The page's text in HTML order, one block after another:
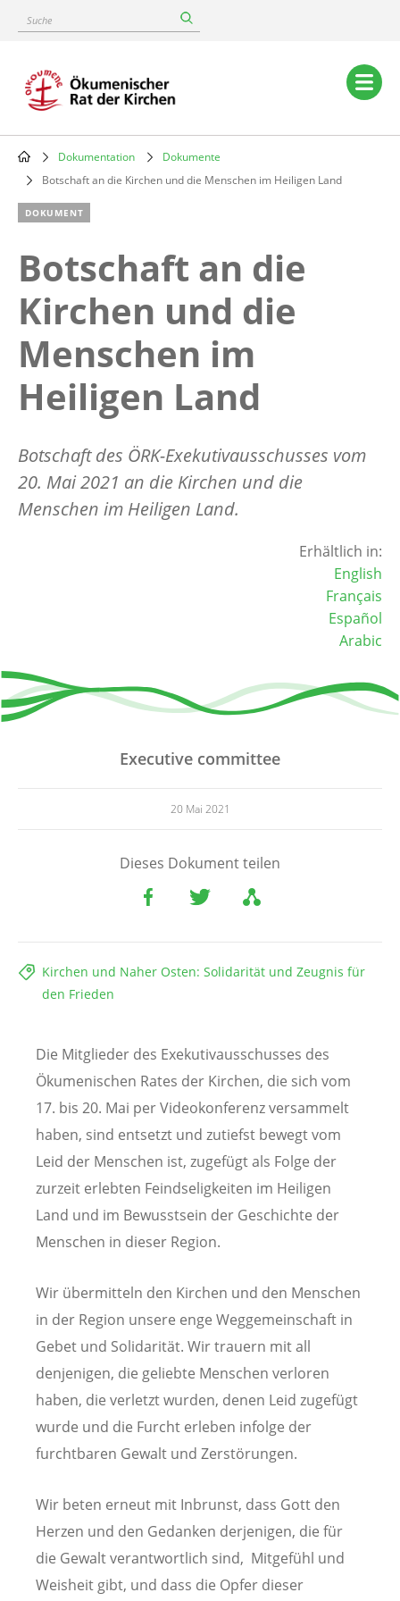
content
Suche
Main
navigation
Breadcrumb
Dokumentation
Dokumente
Botschaft an die Kirchen und die Menschen im Heiligen Land
DOKUMENT
Botschaft an die
Kirchen und die
Menschen im
Heiligen Land
Botschaft des ÖRK-Exekutivausschusses vom
20. Mai 2021 an die Kirchen und die
Menschen im Heiligen Land.
Erhältlich in:
English
Français
Español
Arabic
Executive committee
20 Mai 2021
Dieses Dokument teilen
Kirchen und Naher Osten: Solidarität und Zeugnis für
den Frieden
Die Mitglieder des Exekutivausschusses des
Ökumenischen Rates der Kirchen, die sich vom
17. bis 20. Mai per Videokonferenz versammelt
haben, sind entsetzt und zutiefst bewegt vom
Leid der Menschen ist, zugefügt als Folge der
zurzeit erlebten Feindseligkeiten im Heiligen
Land und im Bewusstsein der Geschichte der
Menschen in dieser Region.
Wir übermitteln den Kirchen und den Menschen
in der Region unsere enge Weggemeinschaft in
Gebet und Solidarität. Wir trauern mit all
denjenigen, die geliebte Menschen verloren
haben, die verletzt wurden, denen Leid zugefügt
wurde und die Furcht erleben infolge der
furchtbaren Gewalt und Zerstörungen.
Wir beten erneut mit Inbrunst, dass Gott den
Herzen und den Gedanken derjenigen, die für
die Gewalt verantwortlich sind, Mitgefühl und
Weisheit gibt, und dass die Opfer dieser